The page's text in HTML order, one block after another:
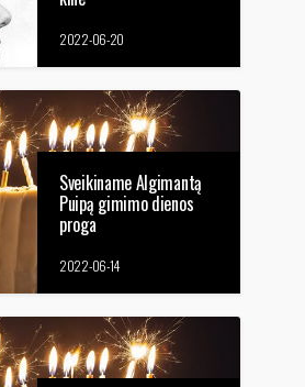
2022-06-20
Sveikiname Algimantą
Puipą gimimo dienos
proga
2022-06-14